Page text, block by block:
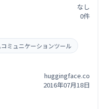
なし
0件
ミュニケーションツール
huggingface.co
2016年07月18日